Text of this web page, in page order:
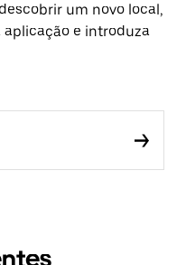
um novo local,
aplicação e introduza